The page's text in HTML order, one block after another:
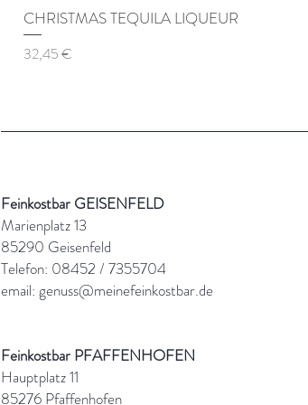
CHRISTMAS TEQUILA LIQUEUR
Preis
32,45 €
Feinkostbar GEISENFELD
Marienplatz 13
85290 Geisenfeld
Telefon: 08452 / 7355704
email: genuss@meinefeinkostbar.de
Feinkostbar PFAFFENHOFEN
Hauptplatz 11
85276 Pfaffenhofen